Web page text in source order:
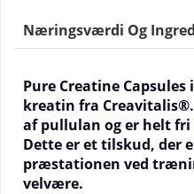
Næringsværdi Og
Pure Creatine
kreatin fra
af pullulan og er helt
Dette er et tilskud, der
præstationen ved
velvære.